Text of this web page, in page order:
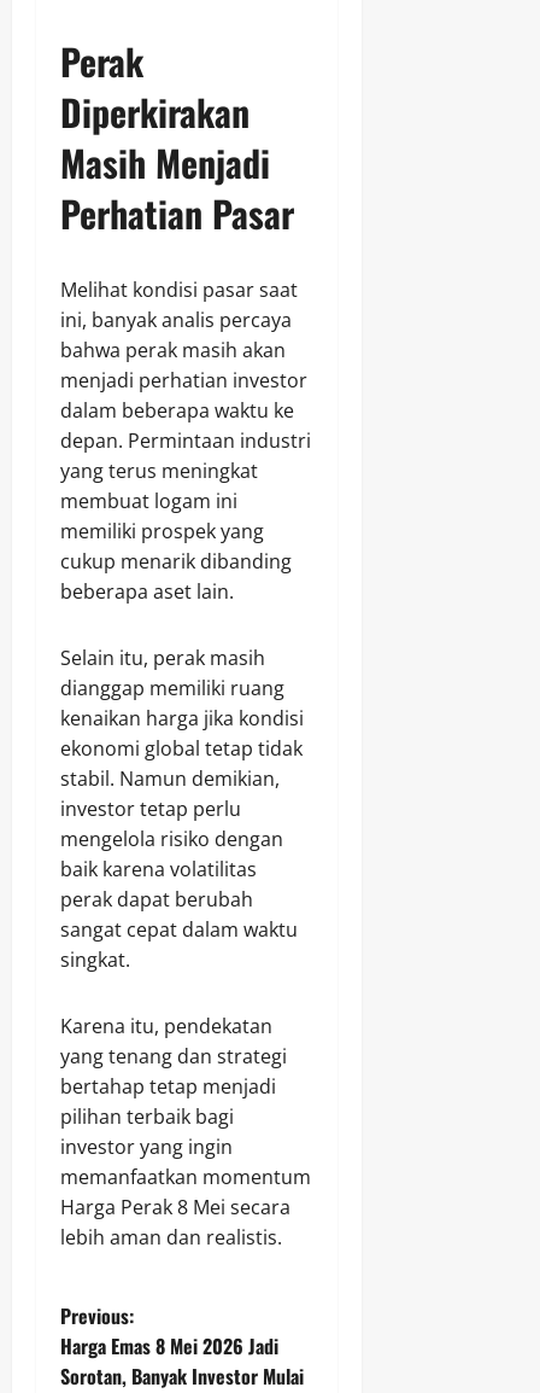
Perak
Diperkirakan
Masih Menjadi
Perhatian Pasar
Melihat kondisi pasar saat
ini, banyak analis percaya
bahwa perak masih akan
menjadi perhatian investor
dalam beberapa waktu ke
depan. Permintaan industri
yang terus meningkat
membuat logam ini
memiliki prospek yang
cukup menarik dibanding
beberapa aset lain.
Selain itu, perak masih
dianggap memiliki ruang
kenaikan harga jika kondisi
ekonomi global tetap tidak
stabil. Namun demikian,
investor tetap perlu
mengelola risiko dengan
baik karena volatilitas
perak dapat berubah
sangat cepat dalam waktu
singkat.
Karena itu, pendekatan
yang tenang dan strategi
bertahap tetap menjadi
pilihan terbaik bagi
investor yang ingin
memanfaatkan momentum
Harga Perak 8 Mei secara
lebih aman dan realistis.
P
o
Previous:
Harga Emas 8 Mei 2026 Jadi
Sorotan, Banyak Investor Mulai